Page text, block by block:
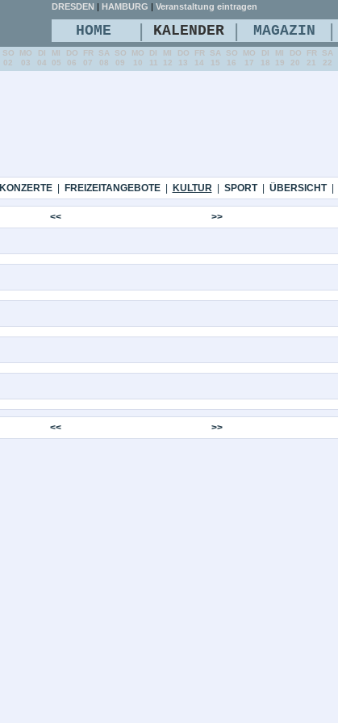
KONZERTE| FREIZEITANGEBOTE| KULTUR| SPORT| ÜBERSICHT|
<< >>
<< >>
DRESDEN | HAMBURG | Veranstaltung eintragen
HOME | KALENDER | MAGAZIN |
SO
02
MO
03
DI
04
MI
05
DO
06
FR
07
SA
08
SO
09
MO
10
DI
11
MI
12
DO
13
FR
14
SA
15
SO
16
MO
17
DI
18
MI
19
DO
20
FR
21
SA
22